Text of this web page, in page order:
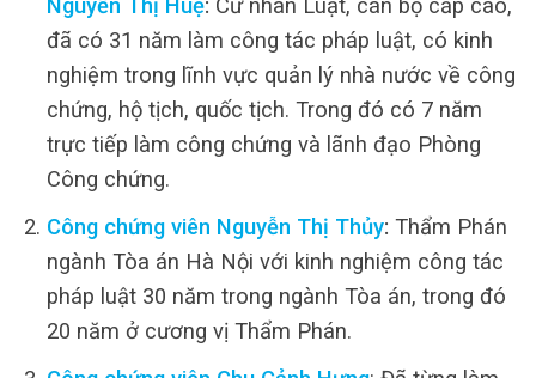
Nguyễn Thị Huệ: Cử nhân Luật, cán bộ cấp cao,
đã có 31 năm làm công tác pháp luật, có kinh
nghiệm trong lĩnh vực quản lý nhà nước về công
chứng, hộ tịch, quốc tịch. Trong đó có 7 năm
trực tiếp làm công chứng và lãnh đạo Phòng
Công chứng.
Công chứng viên Nguyễn Thị Thủy: Thẩm Phán
ngành Tòa án Hà Nội với kinh nghiệm công tác
pháp luật 30 năm trong ngành Tòa án, trong đó
20 năm ở cương vị Thẩm Phán.